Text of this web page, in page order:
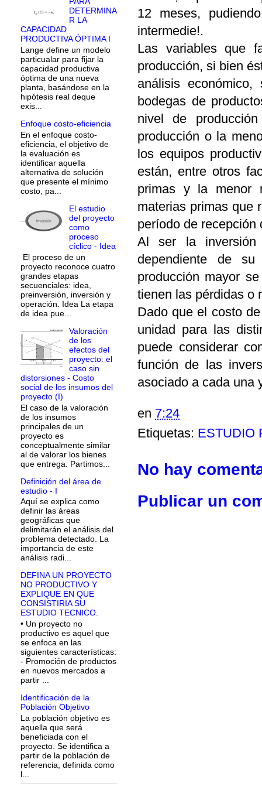
12 meses,
intermedie!.
Las variables que
producción, si bien
análisis
bodegas de
nivel de
producción o la
los equipos
están, entre otros
primas y la menor
materias primas que
período de
Al ser la inversión
dependiente de
producción mayor
tienen las pérdidas o
Dado que el costo
unidad para las
puede considerar
función de las
asociado a cada una
en 7:24
Etiquetas: ESTUDIO
No hay
Publicar un
DETERMINA
R LA
CAPACIDAD
PRODUCTIVA ÓPTIMA I
Lange define un modelo
particualar para fijar la
capacidad productiva
óptima de una nueva
planta, basándose en la
hipótesis real deque
exis...
Enfoque costo-eficiencia
En el enfoque costo-
eficiencia, el objetivo de
la evaluación es
identificar aquella
alternativa de solución
que presente el mínimo
costo, pa...
El estudio
del proyecto
como
proceso
cíclico - Idea
El proceso de un
proyecto reconoce cuatro
grandes etapas
secuenciales: idea,
preinversión, inversión y
operación. Idea La etapa
de idea pue...
Valoración
de los
efectos del
proyecto: el
caso sin
distorsiones - Costo
social de los insumos del
proyecto (I)
El caso de la valoración
de los insumos
principales de un
proyecto es
conceptualmente similar
al de valorar los bienes
que entrega. Partimos...
Definición del área de
estudio - I
Aquí se explica como
definir las áreas
geográficas que
delimitarán el análisis del
problema detectado. La
importancia de este
análisis radi...
DEFINA UN PROYECTO
NO PRODUCTIVO Y
EXPLIQUE EN QUE
CONSISTIRIA SU
ESTUDIO TECNICO.
• Un proyecto no
productivo es aquel que
se enfoca en las
siguientes características:
- Promoción de productos
en nuevos mercados a
partir ...
Identificación de la
Población Objetivo
La población objetivo es
aquella que será
beneficiada con el
proyecto. Se identifica a
partir de la población de
referencia, definida como
l...